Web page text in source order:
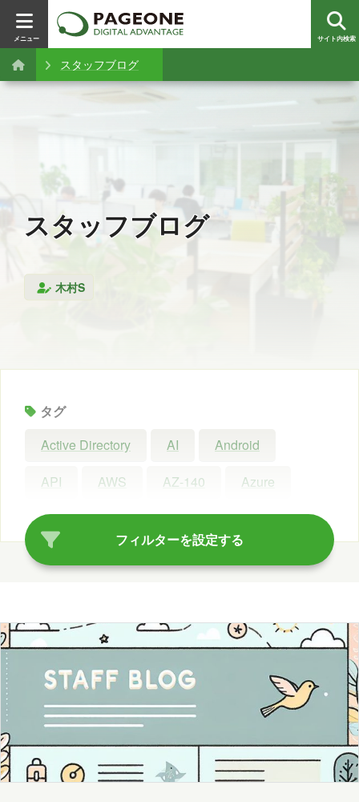
メニュー サイト内検索
スタッフブログ
スタッフブログ
木村S
タグ
Active Directory
AI
Android
API
AWS AZ-140
Azure
Azure AI Search
Azure AI Studio
Azure Synapse Analytics
C#
ChatGPT
Claude Code
Configuration Manager
Copilot Studio
Dynamics 365
Exchange
Exchange Online
フィルターを設定する